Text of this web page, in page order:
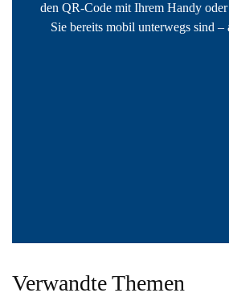
den QR-Code mit Ihrem Handy
Sie bereits mobil unterwegs sind –
Verwandte Themen